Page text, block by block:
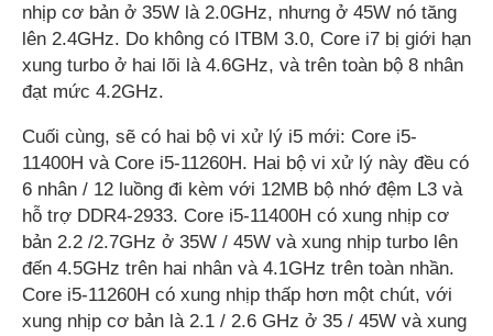
nhịp cơ bản ở 35W là 2.0GHz, nhưng ở 45W nó tăng
lên 2.4GHz. Do không có ITBM 3.0, Core i7 bị giới hạn
xung turbo ở hai lõi là 4.6GHz, và trên toàn bộ 8 nhân
đạt mức 4.2GHz.
Cuối cùng, sẽ có hai bộ vi xử lý i5 mới: Core i5-
11400H và Core i5-11260H. Hai bộ vi xử lý này đều có
6 nhân / 12 luồng đi kèm với 12MB bộ nhớ đệm L3 và
hỗ trợ DDR4-2933. Core i5-11400H có xung nhịp cơ
bản 2.2 /2.7GHz ở 35W / 45W và xung nhịp turbo lên
đến 4.5GHz trên hai nhân và 4.1GHz trên toàn nhần.
Core i5-11260H có xung nhịp thấp hơn một chút, với
xung nhịp cơ bản là 2.1 / 2.6 GHz ở 35 / 45W và xung